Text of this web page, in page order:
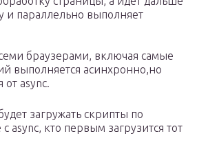
и параллельно выполняет
браузерами, включая самые
выполняется асинхронно,но
async.
загружать скрипты по
с async, кто первым загрузится тот